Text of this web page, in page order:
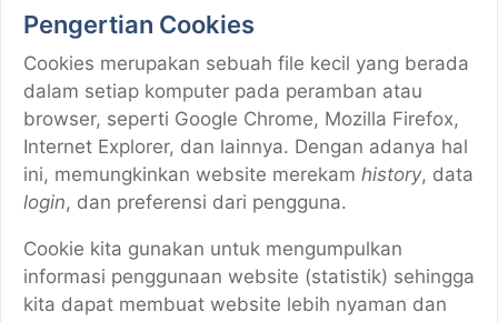
Pengertian Cookies
Cookies merupakan sebuah file kecil yang berada
dalam setiap komputer pada peramban atau
browser, seperti Google Chrome, Mozilla Firefox,
Internet Explorer, dan lainnya. Dengan adanya hal
ini, memungkinkan website merekam history, data
login, dan preferensi dari pengguna.
Cookie kita gunakan untuk mengumpulkan
informasi penggunaan website (statistik) sehingga
kita dapat membuat website lebih nyaman dan